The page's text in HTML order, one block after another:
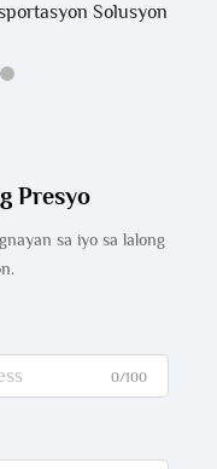
Solusyon
Presyo
sa iyo sa lalong
0/100